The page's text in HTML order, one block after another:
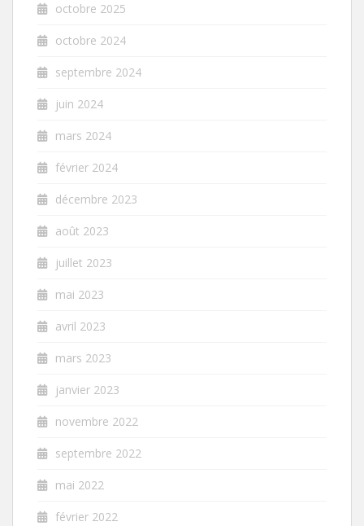
octobre 2025
octobre 2024
septembre 2024
juin 2024
mars 2024
février 2024
décembre 2023
août 2023
juillet 2023
mai 2023
avril 2023
mars 2023
janvier 2023
novembre 2022
septembre 2022
mai 2022
février 2022